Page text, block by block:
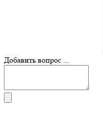
Добавить вопрос ...